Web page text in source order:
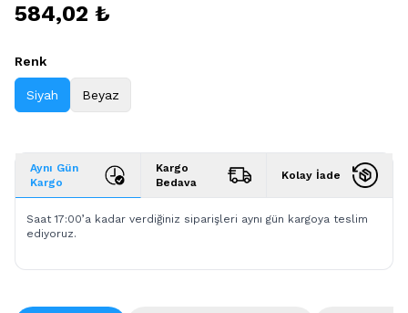
584,02 ₺
Renk
Siyah Beyaz
Aynı Gün
Kargo
Kargo
Bedava
Kolay İade
Saat 17:00’a kadar verdiğiniz siparişleri aynı gün kargoya teslim
ediyoruz.